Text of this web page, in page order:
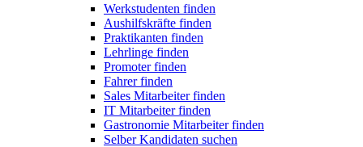
Werkstudenten finden
Aushilfskräfte finden
Praktikanten finden
Lehrlinge finden
Promoter finden
Fahrer finden
Sales Mitarbeiter finden
IT Mitarbeiter finden
Gastronomie Mitarbeiter finden
Selber Kandidaten suchen